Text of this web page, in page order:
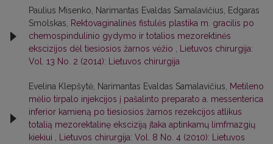
Paulius Misenko, Narimantas Evaldas Samalavičius, Edgaras
Smolskas,
Rektovaginalinės fistulės plastika m. gracilis po
chemospindulinio gydymo ir totalios mezorektinės
ekscizijos dėl tiesiosios žarnos vėžio
Lietuvos chirurgija:
Vol. 13 No. 2 (2014): Lietuvos chirurgija
Evelina Klepšytė, Narimantas Evaldas Samalavičius,
Metileno
mėlio tirpalo injekcijos į pašalinto preparato a. messenterica
inferior kamieną po tiesiosios žarnos rezekcijos atlikus
totalią mezorektalinę eksciziją įtaka aptinkamų limfmazgių
kiekiui
Lietuvos chirurgija: Vol. 8 No. 4 (2010): Lietuvos